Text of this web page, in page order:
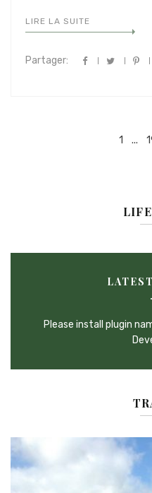
LIRE LA SUITE
Partager:
1 ...
Please install plugin